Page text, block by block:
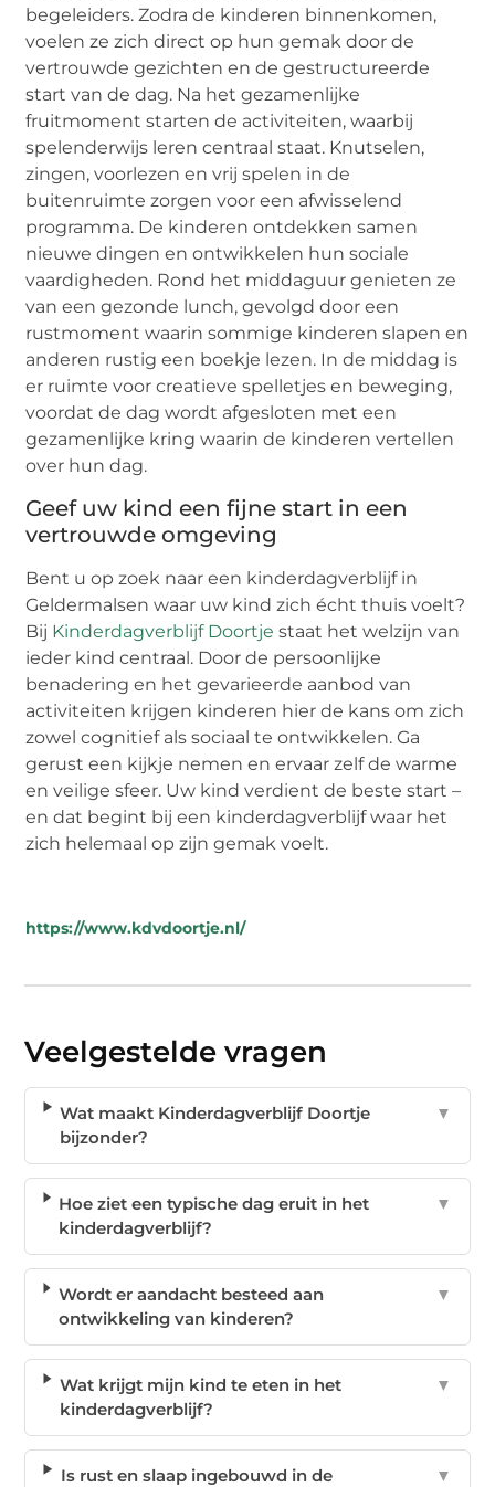
begeleiders. Zodra de kinderen binnenkomen,
voelen ze zich direct op hun gemak door de
vertrouwde gezichten en de gestructureerde
start van de dag. Na het gezamenlijke
fruitmoment starten de activiteiten, waarbij
spelenderwijs leren centraal staat. Knutselen,
zingen, voorlezen en vrij spelen in de
buitenruimte zorgen voor een afwisselend
programma. De kinderen ontdekken samen
nieuwe dingen en ontwikkelen hun sociale
vaardigheden. Rond het middaguur genieten ze
van een gezonde lunch, gevolgd door een
rustmoment waarin sommige kinderen slapen en
anderen rustig een boekje lezen. In de middag is
er ruimte voor creatieve spelletjes en beweging,
voordat de dag wordt afgesloten met een
gezamenlijke kring waarin de kinderen vertellen
over hun dag.
Geef uw kind een fijne start in een
vertrouwde omgeving
Bent u op zoek naar een kinderdagverblijf in
Geldermalsen waar uw kind zich écht thuis voelt?
Bij Kinderdagverblijf Doortje staat het welzijn van
ieder kind centraal. Door de persoonlijke
benadering en het gevarieerde aanbod van
activiteiten krijgen kinderen hier de kans om zich
zowel cognitief als sociaal te ontwikkelen. Ga
gerust een kijkje nemen en ervaar zelf de warme
en veilige sfeer. Uw kind verdient de beste start –
en dat begint bij een kinderdagverblijf waar het
zich helemaal op zijn gemak voelt.
https://www.kdvdoortje.nl/
Veelgestelde vragen
Wat maakt Kinderdagverblijf Doortje
bijzonder?
▼
Hoe ziet een typische dag eruit in het
kinderdagverblijf?
▼
Wordt er aandacht besteed aan
ontwikkeling van kinderen?
▼
Wat krijgt mijn kind te eten in het
kinderdagverblijf?
▼
Is rust en slaap ingebouwd in de ▼